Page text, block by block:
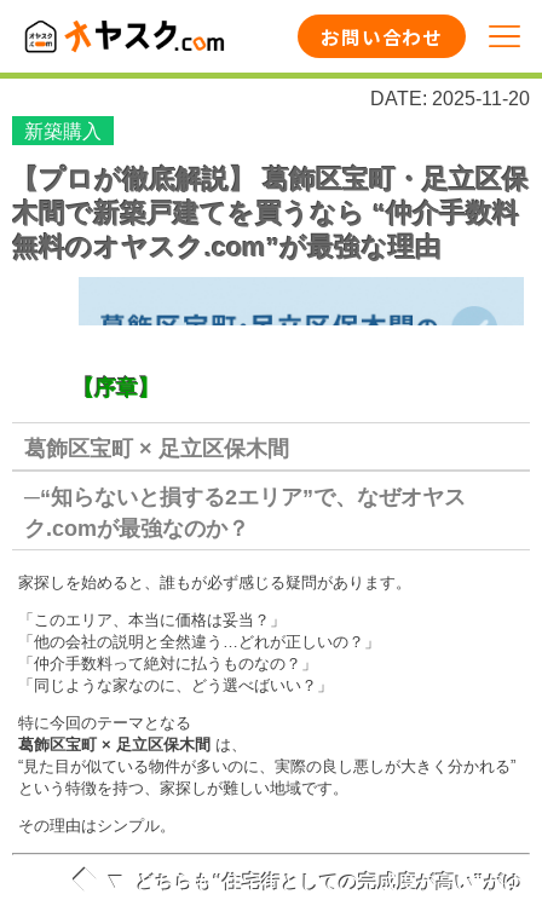
お問い合わせ
DATE: 2025-11-20
新築購入
【プロが徹底解説】 葛飾区宝町・足立区保
木間で新築戸建てを買うなら “仲介手数料
無料のオヤスク.com”が最強な理由
【序章】
葛飾区宝町 × 足立区保木間
─“知らないと損する2エリア”で、なぜオヤス
ク.comが最強なのか？
家探しを始めると、誰もが必ず感じる疑問があります。
「このエリア、本当に価格は妥当？」
「他の会社の説明と全然違う…どれが正しいの？」
「仲介手数料って絶対に払うものなの？」
「同じような家なのに、どう選べばいい？」
特に今回のテーマとなる
葛飾区宝町 × 足立区保木間 は、
“見た目が似ている物件が多いのに、実際の良し悪しが大きく分かれる”
という特徴を持つ、家探しが難しい地域です。
その理由はシンプル。
◆ ▼
どちらも“住宅街としての完成度が高い”がゆ